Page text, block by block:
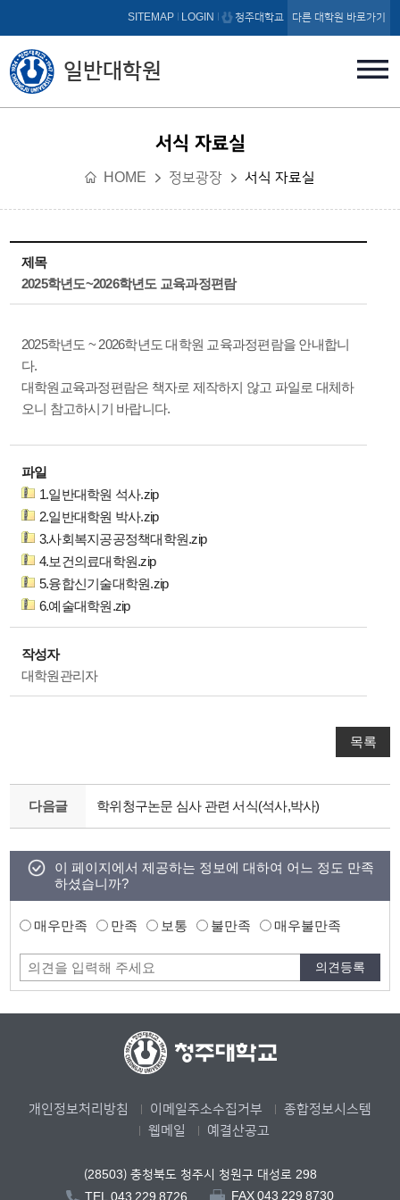
본문 바로가기
일반대학원
SITEMAP LOGIN 청주대학교 다른 대학원 바로가기
서식 자료실
HOME 정보광장 서식 자료실
제목
2025학년도~2026학년도 교육과정편람
2025학년도 ~ 2026학년도 대학원 교육과정편람을 안내합니
다.
대학원교육과정편람은 책자로 제작하지 않고 파일로 대체하
오니 참고하시기 바랍니다.
파일
1.일반대학원 석사.zip
2.일반대학원 박사.zip
3.사회복지공공정책대학원.zip
4.보건의료대학원.zip
5.융합신기술대학원.zip
6.예술대학원.zip
작성자
대학원관리자
목록
다음글 학위청구논문 심사 관련 서식(석사,박사)
이 페이지에서 제공하는 정보에 대하여 어느 정도 만족
하셨습니까?
매우만족 만족 보통 불만족 매우불만족
개인정보처리방침 이메일주소수집거부
종합정보시스템
웹메일
예결산공고
(28503) 충청북도 청주시 청원구 대성로 298
TEL.043.229.8726
FAX.043.229.8730